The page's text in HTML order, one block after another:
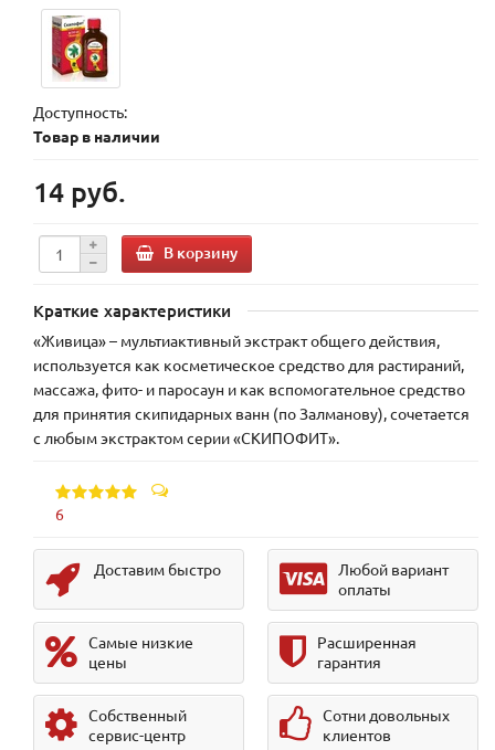
Доступность:
Товар в наличии
14 руб.
В корзину
Краткие характеристики
«Живица» – мультиактивный экстракт общего действия,
используется как косметическое средство для растираний,
массажа, фито- и паросаун и как вспомогательное средство
для принятия скипидарных ванн (по Залманову), сочетается
с любым экстрактом серии «СКИПОФИТ».
6
Доставим быстро
Любой вариант
оплаты
Самые низкие
цены
Расширенная
гарантия
Собственный
сервис-центр
Сотни довольных
клиентов